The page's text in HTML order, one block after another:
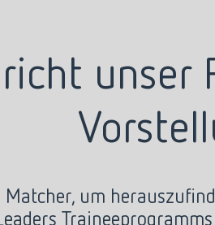
unser
Matcher, um